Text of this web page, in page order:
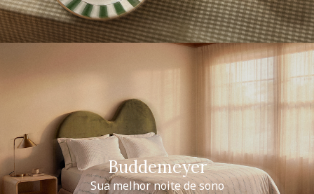
Buddemeyer
Sua melhor noite de sono